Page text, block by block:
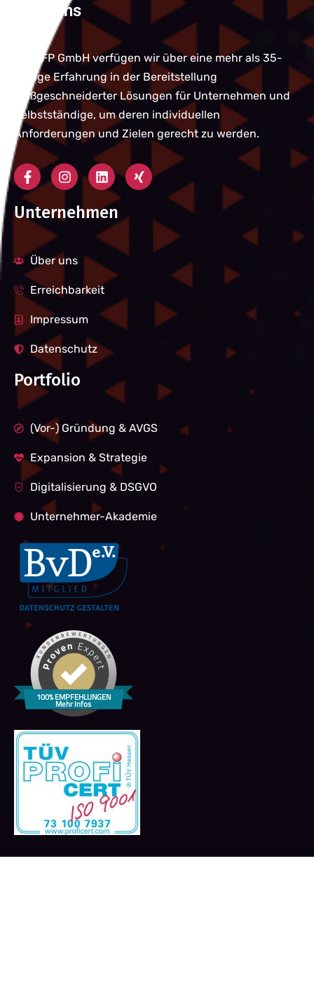
Über uns
Bei QFP GmbH verfügen wir über eine mehr als 35-
jährige Erfahrung in der Bereitstellung
maßgeschneiderter Lösungen für Unternehmen und
Selbstständige, um deren individuellen
Anforderungen und Zielen gerecht zu werden.
Unternehmen
Über uns
Erreichbarkeit
Impressum
Datenschutz
Portfolio
(Vor-) Gründung & AVGS
Expansion & Strategie
Digitalisierung & DSGVO
Unternehmer-Akademie
100% EMPFEHLUNGEN
Mehr Infos